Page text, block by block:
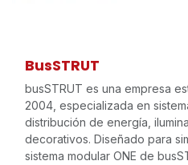
BusSTRUT
busSTRUT es una empresa
2004, especializada en
distribución de energía,
decorativos. Diseñado para
sistema modular ONE de